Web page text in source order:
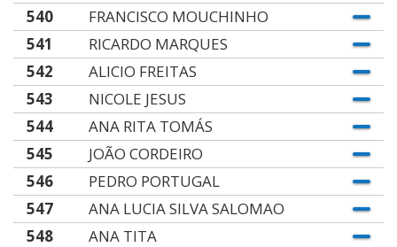
540
FRANCISCO MOUCHINHO
541
RICARDO MARQUES
542
ALICIO FREITAS
543
NICOLE JESUS
544
ANA RITA TOMÁS
545
JOÃO CORDEIRO
546
PEDRO PORTUGAL
547
ANA LUCIA SILVA SALOMAO
548
ANA TITA